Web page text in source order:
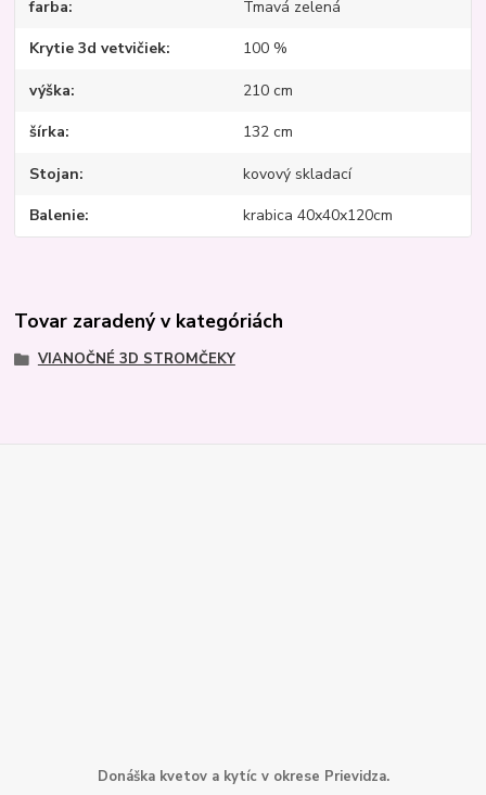
farba Tmavá zelená
Krytie 3d vetvičiek 100 %
výška 210 cm
šírka 132 cm
Stojan kovový skladací
Balenie krabica 40x40x120cm
Tovar zaradený v kategóriách
VIANOČNÉ 3D STROMČEKY
Donáška kvetov a kytíc v okrese Prievidza.